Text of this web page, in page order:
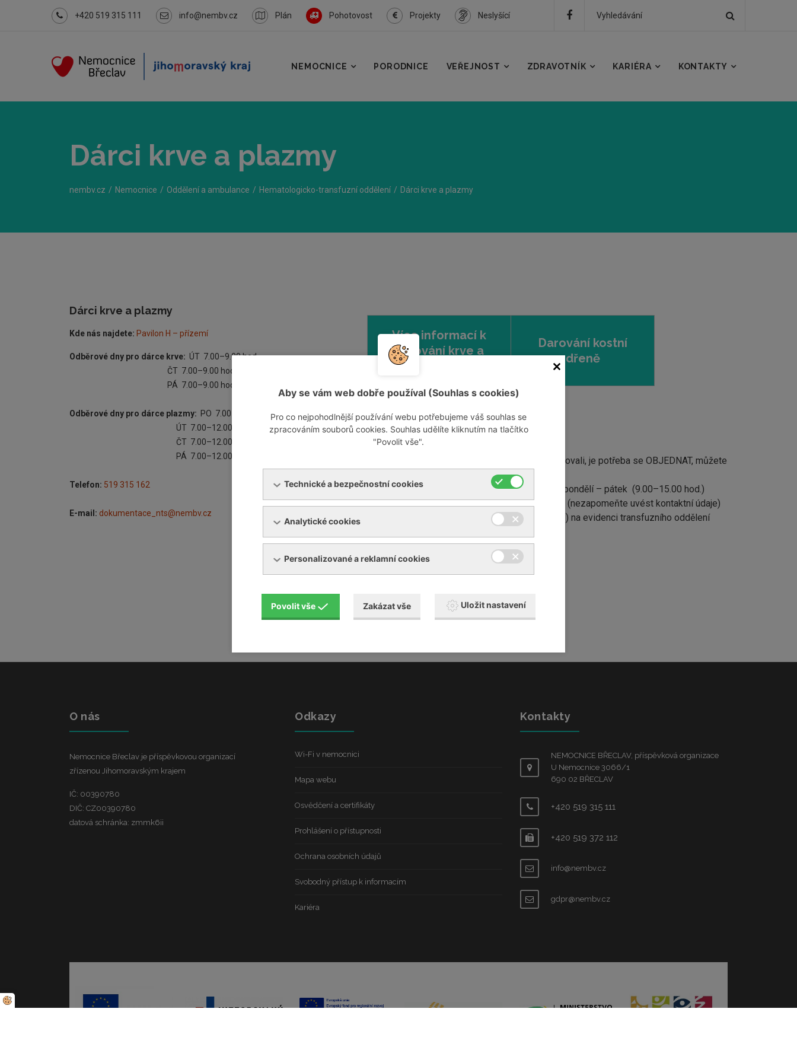
+420 519 315 111 info@nembv.cz Plán Pohotovost Projekty Neslyšící
Hledaný
NEMOCNICE PORODNICE VEŘEJNOST ZDRAVOTNÍK KARIÉRA KONTAKTY
Dárci krve a plazmy
nembv.cz Nemocnice Oddělení a ambulance Hematologicko-transfuzní oddělení Dárci krve a plazmy
Dárci krve a plazmy
Kde nás najdete: Pavilon H – přízemí
Odběrové dny pro dárce krve: ÚT 7.00–9.00 hod.
ČT 7.00–9.00 hod.
PÁ 7.00–9.00 hod.
Odběrové dny pro dárce plazmy: PO 7.00–12.00 hod.
ÚT 7.00–12.00 hod.
ČT 7.00–12.00 hod.
PÁ 7.00–12.00 hod.
Telefon: 519 315 162
E-mail: dokumentace_nts@nembv.cz
Více informací k
darování krve a
Darování kostní
dřeně
Objednat se k odběru krve?
Pokud jste prvodárce, objednávat se nemusíte.
Pokud už jste krev na našem transfuzním oddělení darovali, je potřeba se OBJEDNAT, můžete
telefonicky: volejte
519 315 162v pracovní dny pondělí – pátek (9.00–15.00 hod.)
elektronicky: pište na emaildarujkrev@nembv.cz
(nezapomeňte uvést kontaktní údaje)
osobně: přijďte pondělí – pátek (7.00–15.00 hod.) na evidenci transfuzního oddělení
Na odběr plazmy je nutno se předem OBJEDNAT.
O nás
Nemocnice Břeclav je příspěvkovou organizací
zřízenou Jihomoravským krajem
IČ: 00390780
DIČ: CZ00390780
datová schránka: zmmk6ii
Odkazy
Wi-Fi v nemocnici
Mapa webu
Osvědčení a certifikáty
Prohlášení o přístupnosti
Ochrana osobních údajů
Svobodný přístup k informacím
Kariéra
Kontakty
NEMOCNICE BŘECLAV, příspěvková organizace
U Nemocnice 3066/1
690 02 BŘECLAV
+420 519 315 111
+420 519 372 112
info@nembv.cz
gdpr@nembv.cz
Aby se vám web dobře používal (Souhlas s cookies)
Pro co nejpohodlnější používání webu potřebujeme váš souhlas se
zpracováním souborů cookies. Souhlas udělíte kliknutím na tlačítko
"Povolit vše".
Technické a bezpečnostní cookies
Analytické cookies
Personalizované a reklamní cookies
Povolit vše Zakázat vše Uložit nastavení